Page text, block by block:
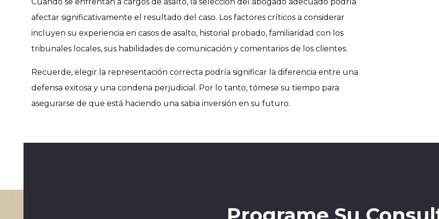
afectar significativamente el resultado del caso. Los factores críticos a considerar
incluyen su experiencia en casos de asalto, historial probado, familiaridad con los
tribunales locales, sus habilidades de comunicación y comentarios de los clientes.
Recuerde, elegir la representación correcta podría significar la diferencia entre una
defensa exitosa y una condena perjudicial. Por lo tanto, tómese su tiempo para
asegurarse de que está haciendo una sabia inversión en su futuro.